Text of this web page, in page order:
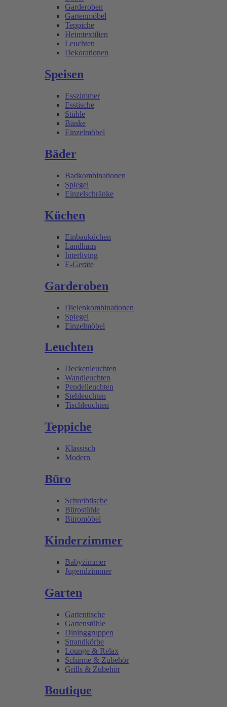
Garderoben
Gartenmöbel
Teppiche
Heimtextilien
Leuchten
Dekorationen
Speisen
Esszimmer
Esstische
Stühle
Bänke
Einzelmöbel
Bäder
Badkombinationen
Spiegel
Einzelschränke
Küchen
Einbauküchen
Landhaus
Interliving
E-Geräte
Garderoben
Dielenkombinationen
Spiegel
Einzelmöbel
Leuchten
Deckenleuchten
Wandleuchten
Pendelleuchten
Stehleuchten
Tischleuchten
Teppiche
Klassisch
Modern
Büro
Schreibtische
Bürostühle
Büromöbel
Kinderzimmer
Babyzimmer
Jugendzimmer
Garten
Gartentische
Gartenstühle
Dininggruppen
Strandkörbe
Lounge & Relax
Schirme & Zubehör
Grills & Zubehör
Boutique